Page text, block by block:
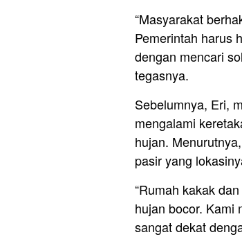
“Masyarakat
Pemerintah harus
dengan mencari
tegasnya.
Sebelumnya, Eri,
mengalami
hujan.
pasir yang
“Rumah kakak
hujan bocor. Kami
sangat dekat